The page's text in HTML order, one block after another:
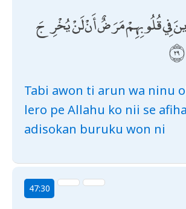
فِي قُلُوبِهِمْ مَرَضٌ أَنْ لَنْ يُخْرِجَ
Tabi awon ti arun wa ninu
lero pe Allahu ko nii se
adisokan buruku won ni
47:30